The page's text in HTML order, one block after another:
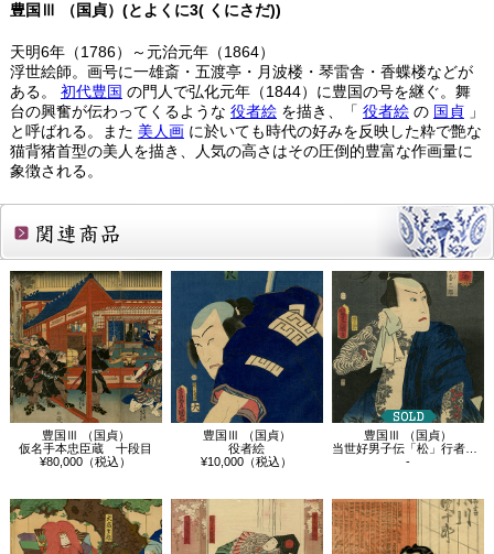
豊国Ⅲ （国貞）(とよくに3( くにさだ))
天明6年（1786）～元治元年（1864）
浮世絵師。画号に一雄斎・五渡亭・月波楼・琴雷舎・香蝶楼などが
ある。 初代豊国 の門人で弘化元年（1844）に豊国の号を継ぐ。舞
台の興奮が伝わってくるような 役者絵を描き、「 役者絵の 国貞」
と呼ばれる。また 美人画に於いても時代の好みを反映した粋で艶な
猫背猪首型の美人を描き、人気の高さはその圧倒的豊富な作画量に
象徴される。
関連商品
豊国Ⅲ （国貞）
仮名手本忠臣蔵 十段目
¥80,000（税込）
豊国Ⅲ （国貞）
役者絵
¥10,000（税込）
豊国Ⅲ （国貞）
当世好男子伝「松」行者武松に比す腕の喜…
-